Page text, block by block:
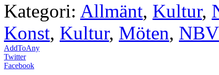
Kategori: Allmänt, Kultur,
Konst, Kultur, Möten, NBV
AddToAny
Twitter
Facebook